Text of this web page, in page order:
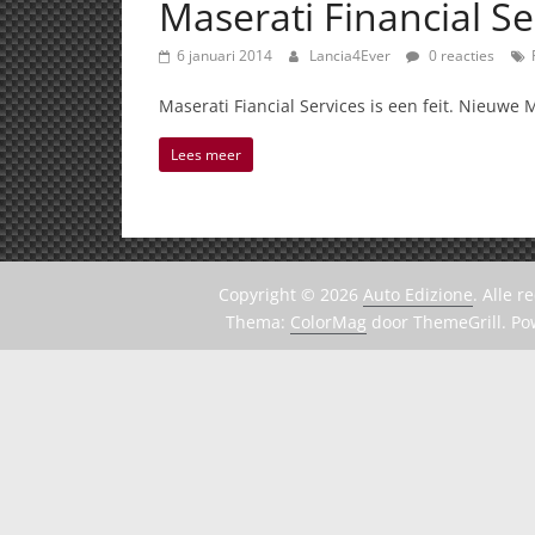
Maserati Financial
6 januari 2014 Lancia4Ever 0 reacties
Maserati Fiancial Services is een feit. Nieuwe
Lees meer
Copyright © 2026 Auto Edizione. Alle
Thema: ColorMag door ThemeGrill.